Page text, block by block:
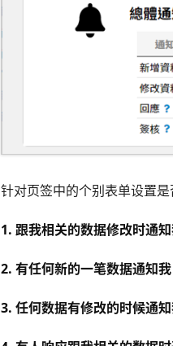
针对页签中的个别表单设置是
1. 跟我相关的数据修改时通
2. 有任何新的一笔数据通知我
3. 任何数据有修改的时候通